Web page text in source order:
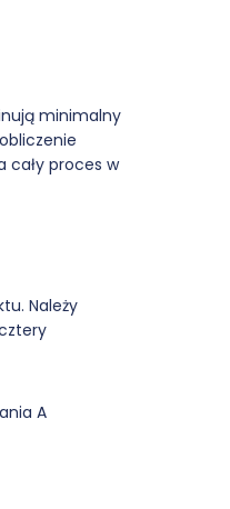
minimalny
cały proces w
Należy
A